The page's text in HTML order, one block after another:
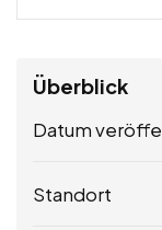
Überblick
Datum
Standort